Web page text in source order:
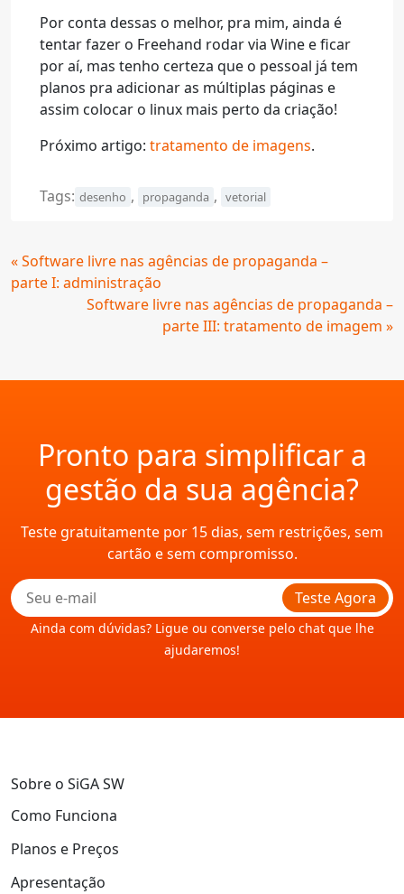
Por conta dessas o melhor, pra mim, ainda é
tentar fazer o Freehand rodar via Wine e ficar
por aí, mas tenho certeza que o pessoal já tem
planos pra adicionar as múltiplas páginas e
assim colocar o linux mais perto da criação!
Próximo artigo: tratamento de imagens.
Tags: desenho , propaganda , vetorial
Continue
Lendo
« Software livre nas agências de propaganda –
parte I: administração
Software livre nas agências de propaganda –
parte III: tratamento de imagem »
Pronto para simplificar a
gestão da sua agência?
Teste gratuitamente por 15 dias, sem restrições, sem
cartão e sem compromisso.
Teste Agora
Ainda com dúvidas? Ligue ou converse pelo chat que lhe
ajudaremos!
Sobre o SiGA SW
Como Funciona
Planos e Preços
Apresentação